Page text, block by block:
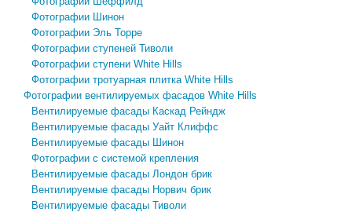
Фотографии Шинон
Фотографии Эль Торре
Фотографии ступеней Тиволи
Фотографии ступени White Hills
Фотографии тротуарная плитка White Hills
Фотографии вентилируемых фасадов White Hills
Вентилируемые фасады Каскад Рейндж
Вентилируемые фасады Уайт Клиффс
Вентилируемые фасады Шинон
Фотографии с системой крепления
​Вентилируемые фасады Лондон брик
​Вентилируемые фасады Норвич брик
​Вентилируемые фасады Тиволи